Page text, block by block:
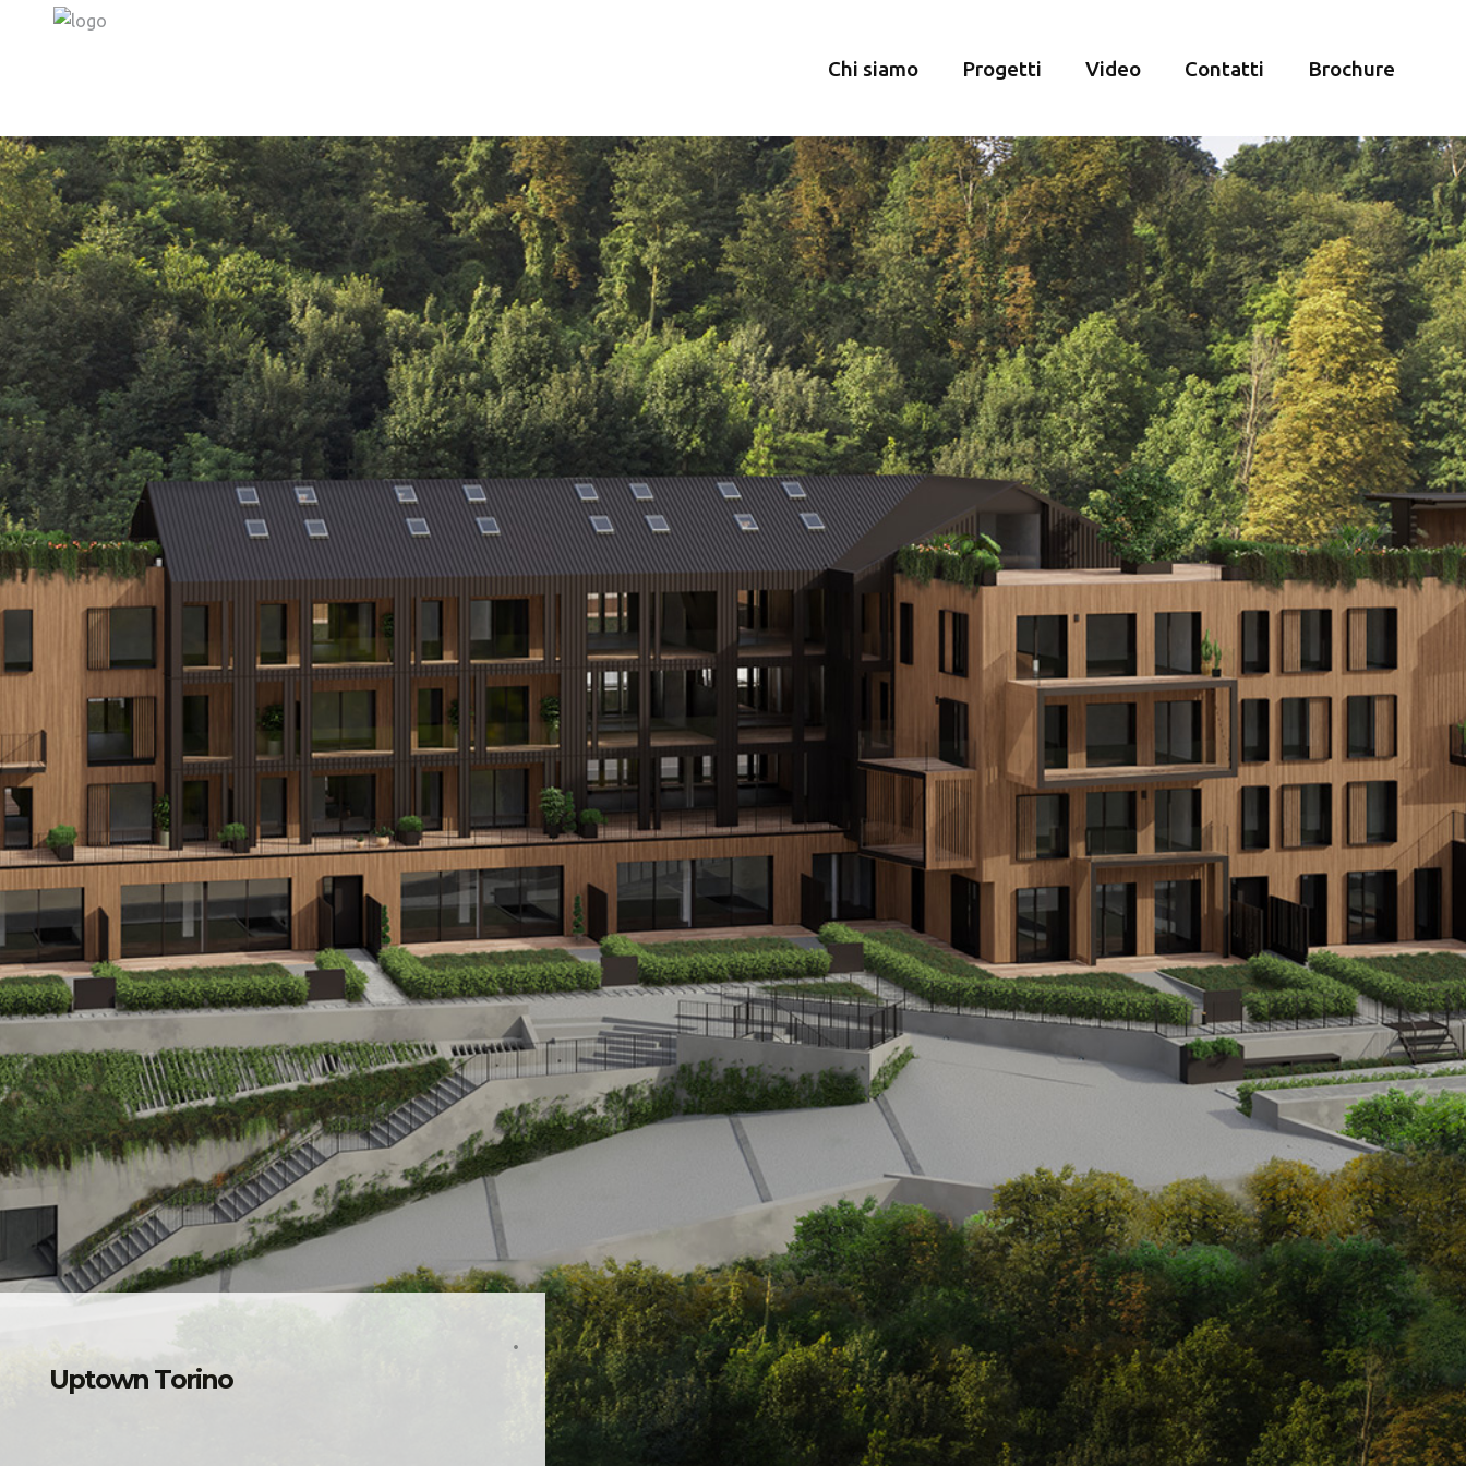
Chi siamo Progetti Video Contatti Brochure
Uptown Torino